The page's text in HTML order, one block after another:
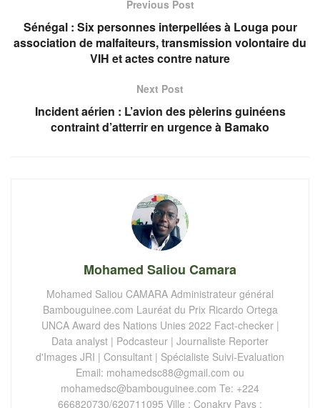
Previous Post
Sénégal : Six personnes interpellées à Louga pour
association de malfaiteurs, transmission volontaire du
VIH et actes contre nature
Next Post
Incident aérien : L’avion des pèlerins guinéens
contraint d’atterrir en urgence à Bamako
Mohamed Saliou Camara
Mohamed Saliou CAMARA Administrateur général
Bambouguinee.com Lauréat du Prix Ricardo Ortega
UNCA Award des Nations Unies 2022 Fact-checker |
Data analyst | Podcasteur | Journaliste Reporter
d'Images JRI | Consultant | Spécialiste Suivi-Evaluation
Email: mohamedsc88@gmail.com ou
mohamedsc@bambouguinee.com Te: +224
666820730/620711095 Ville : Conakry Pays :